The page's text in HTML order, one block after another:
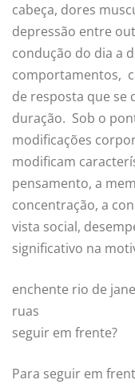
cabeça, dores
depressão entre
condução do dia a
comportamentos,
de resposta que se
duração. Sob o
modificações
modificam
pensamento, a
concentração, a
vista social,
significativo na
enchente rio de
ruas
seguir em frente?
Para seguir em